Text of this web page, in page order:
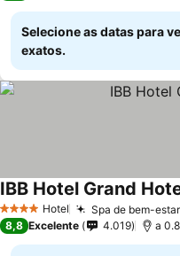
Selecione as datas para
exatos.
4 EstrelasHotel Spa de bem-
IBB Hotel Grand
8,8 Excelente 4.019 a